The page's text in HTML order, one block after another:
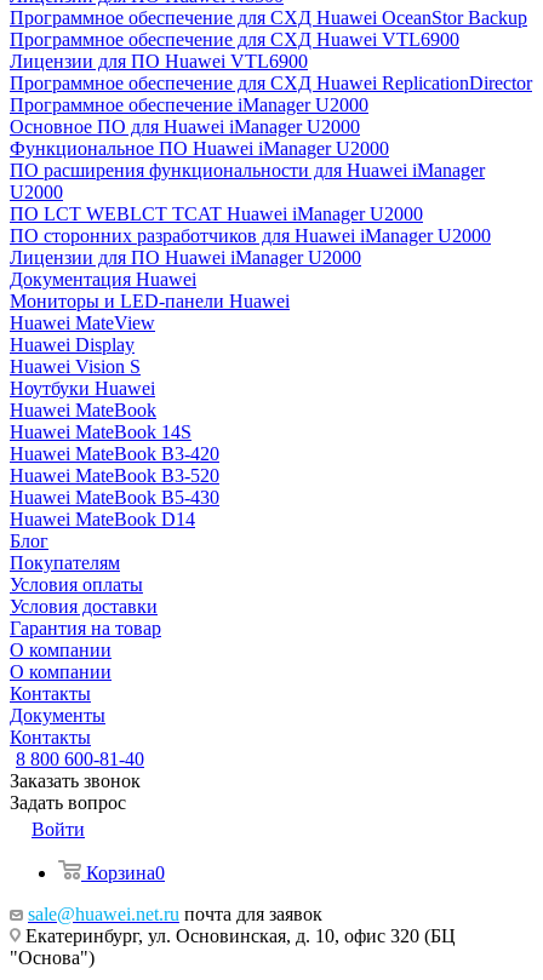
Программное обеспечение для СХД Huawei OceanStor Backup
Программное обеспечение для СХД Huawei VTL6900
Лицензии для ПО Huawei VTL6900
Программное обеспечение для СХД Huawei ReplicationDirector
Программное обеспечение iManager U2000
Основное ПО для Huawei iManager U2000
Функциональное ПО Huawei iManager U2000
ПО расширения функциональности для Huawei iManager
U2000
ПО LCT WEBLCT TCAT Huawei iManager U2000
ПО сторонних разработчиков для Huawei iManager U2000
Лицензии для ПО Huawei iManager U2000
Документация Huawei
Мониторы и LED-панели Huawei
Huawei MateView
Huawei Display
Huawei Vision S
Ноутбуки Huawei
Huawei MateBook
Huawei MateBook 14S
Huawei MateBook B3-420
Huawei MateBook B3-520
Huawei MateBook B5-430
Huawei MateBook D14
Блог
Покупателям
Условия оплаты
Условия доставки
Гарантия на товар
О компании
О компании
Контакты
Документы
Контакты
8 800 600-81-40
Заказать звонок
Задать вопрос
Войти
Корзина0
sale@huawei.net.ru почта для заявок
Екатеринбург, ул. Основинская, д. 10, офис 320 (БЦ
"Основа")